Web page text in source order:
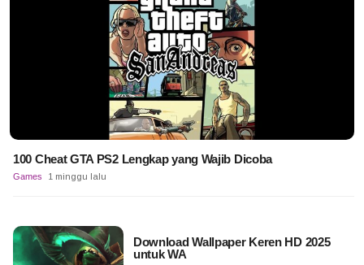
100 Cheat GTA PS2 Lengkap yang Wajib Dicoba
Games 1 minggu lalu
Download Wallpaper Keren HD 2025
untuk WA